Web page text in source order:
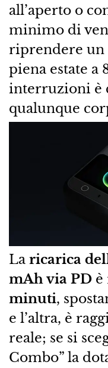
all’aperto o
minimo di
riprendere un
piena estate a
interruzioni è
qualunque
La ricarica
mAh via PDè
minuti,
e l’altra, è
reale; se si
Combo” la